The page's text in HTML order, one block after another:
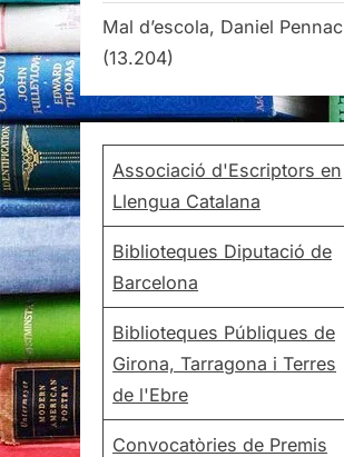
Mal d’escola, Daniel Pennac
(13.204)
Associació d'Escriptors en
Llengua Catalana
Biblioteques Diputació de
Barcelona
Biblioteques Públiques de
Girona, Tarragona i Terres
de l'Ebre
Convocatòries de Premis